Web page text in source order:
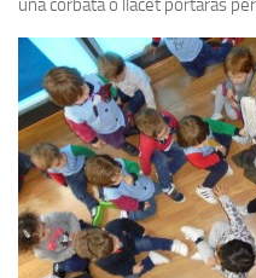
una corbata o llacet portaràs per